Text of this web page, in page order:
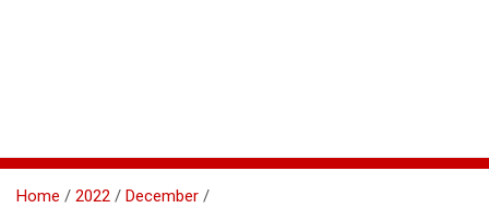
Home 2022
December